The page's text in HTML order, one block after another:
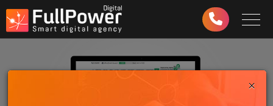
Toggle navigation
03-
997 ×